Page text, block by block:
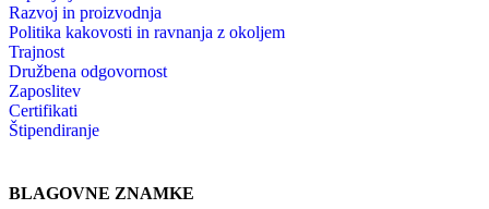
Razvoj in proizvodnja
Politika kakovosti in ravnanja z okoljem
Trajnost
Družbena odgovornost
Zaposlitev
Certifikati
Štipendiranje
BLAGOVNE ZNAMKE